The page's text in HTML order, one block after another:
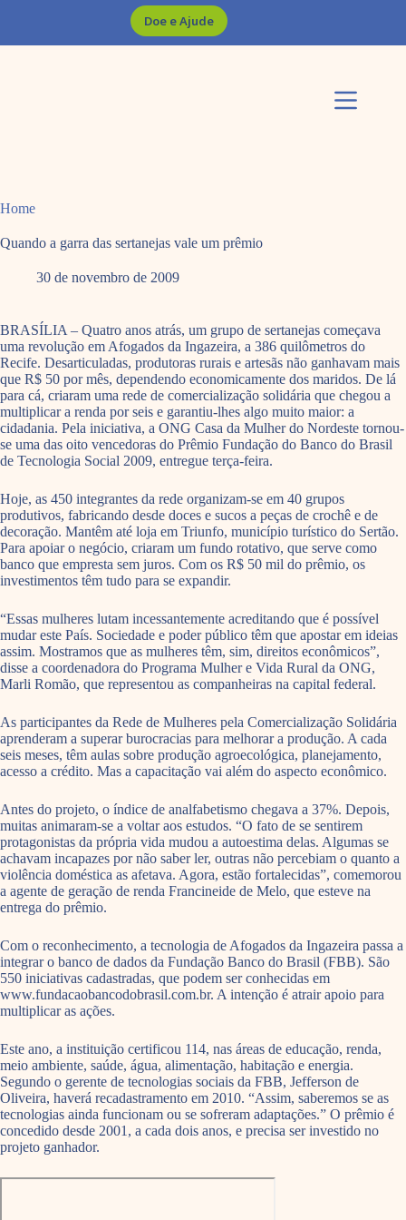
Doe e Ajude
Home
Quando a garra das sertanejas vale um prêmio
30 de novembro de 2009
BRASÍLIA – Quatro anos atrás, um grupo de sertanejas começava
uma revolução em Afogados da Ingazeira, a 386 quilômetros do
Recife. Desarticuladas, produtoras rurais e artesãs não ganhavam mais
que R$ 50 por mês, dependendo economicamente dos maridos. De lá
para cá, criaram uma rede de comercialização solidária que chegou a
multiplicar a renda por seis e garantiu-lhes algo muito maior: a
cidadania. Pela iniciativa, a ONG Casa da Mulher do Nordeste tornou-
se uma das oito vencedoras do Prêmio Fundação do Banco do Brasil
de Tecnologia Social 2009, entregue terça-feira.
Hoje, as 450 integrantes da rede organizam-se em 40 grupos
produtivos, fabricando desde doces e sucos a peças de crochê e de
decoração. Mantêm até loja em Triunfo, município turístico do Sertão.
Para apoiar o negócio, criaram um fundo rotativo, que serve como
banco que empresta sem juros. Com os R$ 50 mil do prêmio, os
investimentos têm tudo para se expandir.
“Essas mulheres lutam incessantemente acreditando que é possível
mudar este País. Sociedade e poder público têm que apostar em ideias
assim. Mostramos que as mulheres têm, sim, direitos econômicos”,
disse a coordenadora do Programa Mulher e Vida Rural da ONG,
Marli Romão, que representou as companheiras na capital federal.
As participantes da Rede de Mulheres pela Comercialização Solidária
aprenderam a superar burocracias para melhorar a produção. A cada
seis meses, têm aulas sobre produção agroecológica, planejamento,
acesso a crédito. Mas a capacitação vai além do aspecto econômico.
Antes do projeto, o índice de analfabetismo chegava a 37%. Depois,
muitas animaram-se a voltar aos estudos. “O fato de se sentirem
protagonistas da própria vida mudou a autoestima delas. Algumas se
achavam incapazes por não saber ler, outras não percebiam o quanto a
violência doméstica as afetava. Agora, estão fortalecidas”, comemorou
a agente de geração de renda Francineide de Melo, que esteve na
entrega do prêmio.
Com o reconhecimento, a tecnologia de Afogados da Ingazeira passa a
integrar o banco de dados da Fundação Banco do Brasil (FBB). São
550 iniciativas cadastradas, que podem ser conhecidas em
www.fundacaobancodobrasil.com.br. A intenção é atrair apoio para
multiplicar as ações.
Este ano, a instituição certificou 114, nas áreas de educação, renda,
meio ambiente, saúde, água, alimentação, habitação e energia.
Segundo o gerente de tecnologias sociais da FBB, Jefferson de
Oliveira, haverá recadastramento em 2010. “Assim, saberemos se as
tecnologias ainda funcionam ou se sofreram adaptações.” O prêmio é
concedido desde 2001, a cada dois anos, e precisa ser investido no
projeto ganhador.